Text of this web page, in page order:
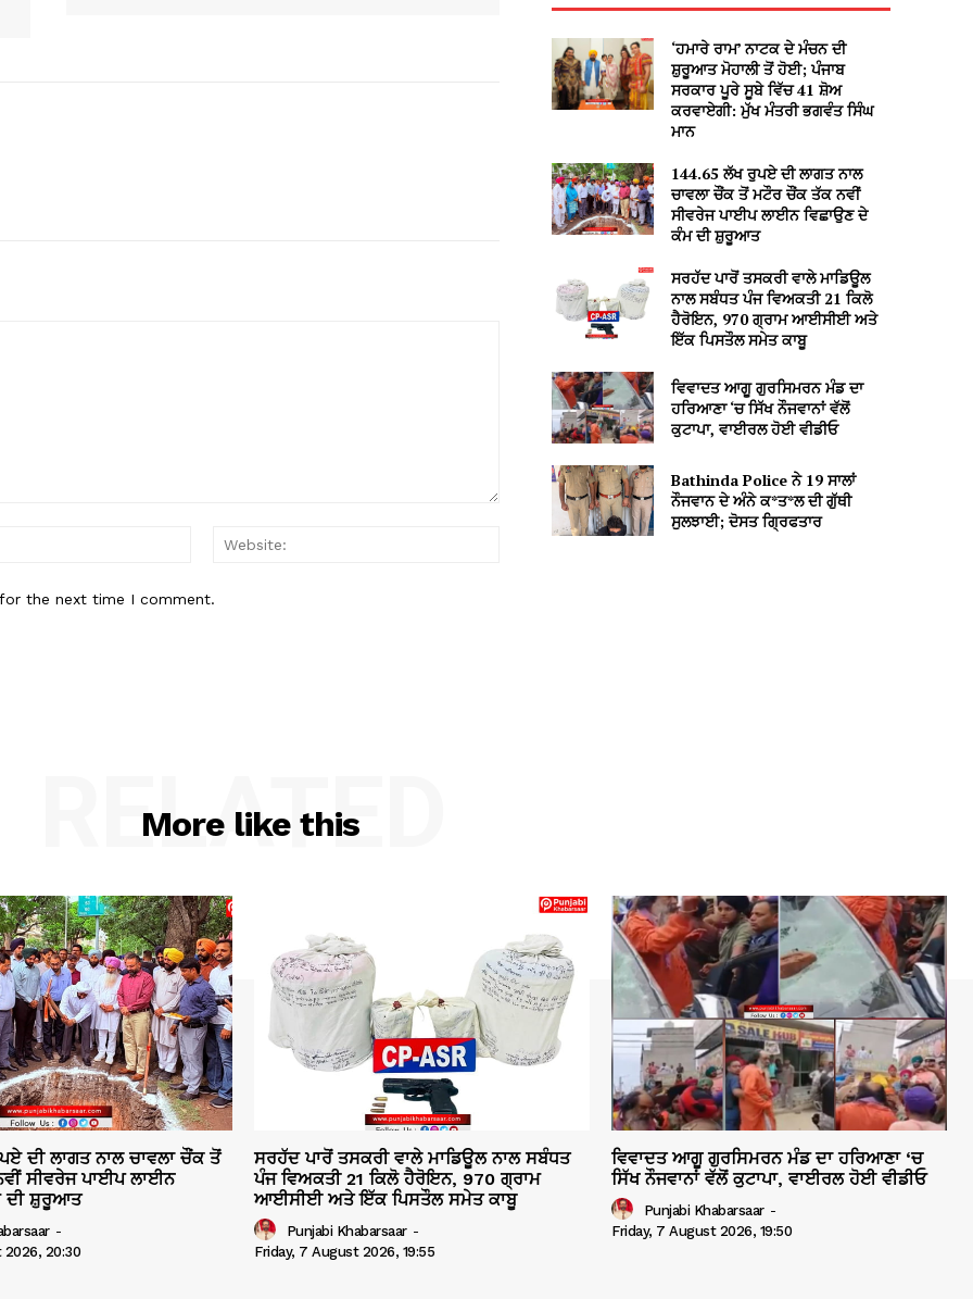
Email:* Website:
the next time I comment.
‘ਹਮਾਰੇ ਰਾਮ’ ਨਾਟਕ ਦੇ ਮੰਚਨ ਦੀ
ਸ਼ੁਰੂਆਤ ਮੋਹਾਲੀ ਤੋਂ ਹੋਈ; ਪੰਜਾਬ
ਸਰਕਾਰ ਪੂਰੇ ਸੂਬੇ ਵਿੱਚ 41 ਸ਼ੋਅ
ਕਰਵਾਏਗੀ: ਮੁੱਖ ਮੰਤਰੀ ਭਗਵੰਤ ਸਿੰਘ
ਮਾਨ
144.65 ਲੱਖ ਰੁਪਏ ਦੀ ਲਾਗਤ ਨਾਲ
ਚਾਵਲਾ ਚੌਂਕ ਤੋਂ ਮਟੌਰ ਚੌਂਕ ਤੱਕ ਨਵੀਂ
ਸੀਵਰੇਜ ਪਾਈਪ ਲਾਈਨ ਵਿਛਾਉਣ ਦੇ
ਕੰਮ ਦੀ ਸ਼ੁਰੂਆਤ
ਸਰਹੱਦ ਪਾਰੋਂ ਤਸਕਰੀ ਵਾਲੇ ਮਾਡਿਊਲ
ਨਾਲ ਸਬੰਧਤ ਪੰਜ ਵਿਅਕਤੀ 21 ਕਿਲੋ
ਹੈਰੋਇਨ, 970 ਗ੍ਰਾਮ ਆਈਸੀਈ ਅਤੇ
ਇੱਕ ਪਿਸਤੌਲ ਸਮੇਤ ਕਾਬੂ
ਵਿਵਾਦਤ ਆਗੂ ਗੁਰਸਿਮਰਨ ਮੰਡ ਦਾ
ਹਰਿਆਣਾ ‘ਚ ਸਿੱਖ ਨੌਜਵਾਨਾਂ ਵੱਲੋਂ
ਕੁਟਾਪਾ, ਵਾਈਰਲ ਹੋਈ ਵੀਡੀਓ
Bathinda Police ਨੇ 19 ਸਾਲਾਂ
ਨੌਜਵਾਨ ਦੇ ਅੰਨੇ ਕ*ਤ*ਲ ਦੀ ਗੁੱਥੀ
ਸੁਲਝਾਈ; ਦੋਸਤ ਗ੍ਰਿਫਤਾਰ
More like this
RELATED
ਦੀ ਲਾਗਤ ਨਾਲ ਚਾਵਲਾ ਚੌਂਕ ਤੋਂ
ਸੀਵਰੇਜ ਪਾਈਪ ਲਾਈਨ
ਦੀ ਸ਼ੁਰੂਆਤ
-
2026, 20:30
ਸਰਹੱਦ ਪਾਰੋਂ ਤਸਕਰੀ ਵਾਲੇ ਮਾਡਿਊਲ ਨਾਲ ਸਬੰਧਤ
ਪੰਜ ਵਿਅਕਤੀ 21 ਕਿਲੋ ਹੈਰੋਇਨ, 970 ਗ੍ਰਾਮ
ਆਈਸੀਈ ਅਤੇ ਇੱਕ ਪਿਸਤੌਲ ਸਮੇਤ ਕਾਬੂ
Punjabi Khabarsaar -
Friday, 7 August 2026, 19:55
ਵਿਵਾਦਤ ਆਗੂ ਗੁਰਸਿਮਰਨ ਮੰਡ ਦਾ ਹਰਿਆਣਾ ‘ਚ
ਸਿੱਖ ਨੌਜਵਾਨਾਂ ਵੱਲੋਂ ਕੁਟਾਪਾ, ਵਾਈਰਲ ਹੋਈ ਵੀਡੀਓ
Punjabi Khabarsaar -
Friday, 7 August 2026, 19:50